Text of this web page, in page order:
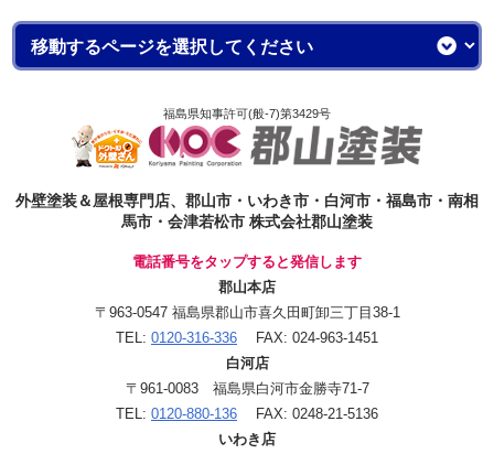
福島県知事許可(般-7)第3429号
外壁塗装＆屋根専門店、郡山市・いわき市・白河市・福島市・南相
馬市・会津若松市 株式会社郡山塗装
電話番号をタップすると発信します
郡山本店
〒963-0547 福島県郡山市喜久田町卸三丁目38-1
TEL: 0120-316-336 FAX: 024-963-1451
白河店
〒961-0083 福島県白河市金勝寺71-7
TEL: 0120-880-136 FAX: 0248-21-5136
いわき店